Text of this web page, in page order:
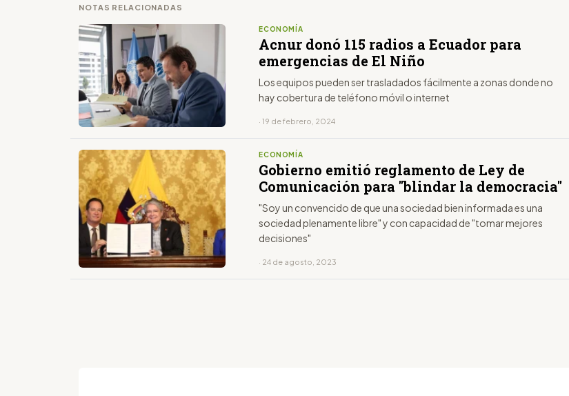
NOTAS RELACIONADAS
ECONOMÍA
Acnur donó 115 radios a Ecuador para
emergencias de El Niño
Los equipos pueden ser trasladados fácilmente a zonas donde no
hay cobertura de teléfono móvil o internet
· 19 de febrero, 2024
ECONOMÍA
Gobierno emitió reglamento de Ley de
Comunicación para "blindar la democracia"
"Soy un convencido de que una sociedad bien informada es una
sociedad plenamente libre" y con capacidad de "tomar mejores
decisiones"
· 24 de agosto, 2023